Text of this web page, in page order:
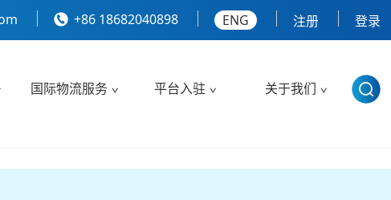
+86 18682040898 ENG 注册 登录
国际物流服务 平台入驻 关于我们